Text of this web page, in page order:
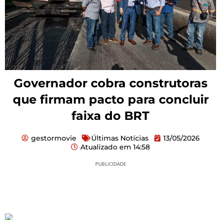
Governador cobra construtoras
que firmam pacto para concluir
faixa do BRT
gestormovie Últimas Notícias
13/05/2026
Atualizado em 14:58
PUBLICIDADE